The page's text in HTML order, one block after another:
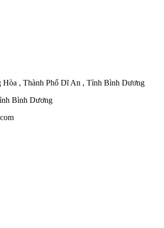
, Thành Phố Dĩ An , Tỉnh Bình Dương
Bình Dương